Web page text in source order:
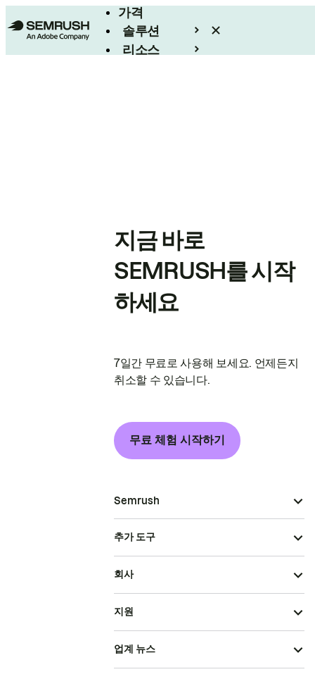
가격
솔루션
리소스
지금 바로
SEMRUSH를 시작
하세요
7일간 무료로 사용해 보세요. 언제든지
취소할 수 있습니다.
무료 체험 시작하기
Semrush
추가 도구
회사
지원
업계 뉴스